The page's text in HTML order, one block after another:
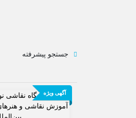
جستجو پیشرفته
آگهی ویژه